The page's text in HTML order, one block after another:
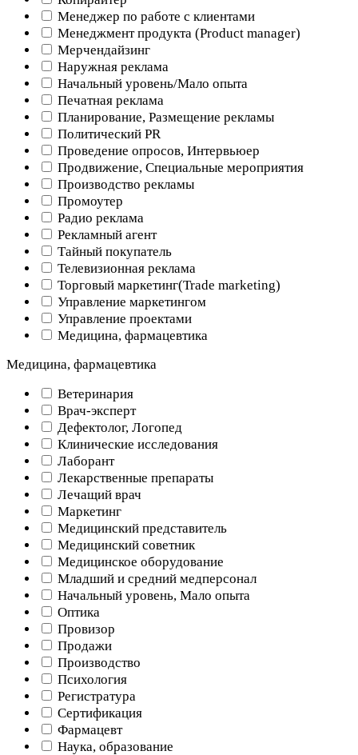
Менеджер по работе с клиентами
Менеджмент продукта (Product manager)
Мерчендайзинг
Наружная реклама
Начальный уровень/Мало опыта
Печатная реклама
Планирование, Размещение рекламы
Политический PR
Проведение опросов, Интервьюер
Продвижение, Специальные мероприятия
Производство рекламы
Промоутер
Радио реклама
Рекламный агент
Тайный покупатель
Телевизионная реклама
Торговый маркетинг(Trade marketing)
Управление маркетингом
Управление проектами
Медицина, фармацевтика
Медицина, фармацевтика
Ветеринария
Врач-эксперт
Дефектолог, Логопед
Клинические исследования
Лаборант
Лекарственные препараты
Лечащий врач
Маркетинг
Медицинский представитель
Медицинский советник
Медицинское оборудование
Младший и средний медперсонал
Начальный уровень, Мало опыта
Оптика
Провизор
Продажи
Производство
Психология
Регистратура
Сертификация
Фармацевт
Наука, образование